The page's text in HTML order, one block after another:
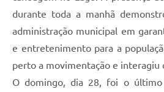
durante toda a manhã
administração municipal em
e entretenimento para a
perto a movimentação e interagiu
O domingo, dia 28, foi o último